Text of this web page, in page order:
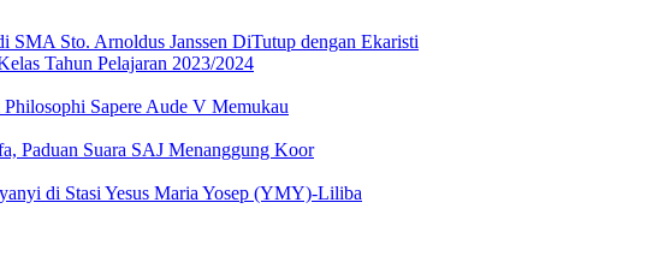
SMA Sto. Arnoldus Janssen DiTutup dengan Ekaristi
Tahun Pelajaran 2023/2024
Sapere Aude V Memukau
Paduan Suara SAJ Menanggung Koor
di Stasi Yesus Maria Yosep (YMY)-Liliba